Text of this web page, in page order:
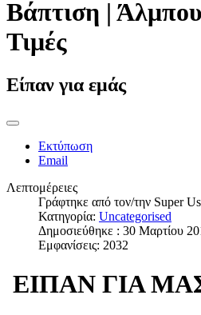
Βάπτιση |
Τιμές
Είπαν για εμάς
Εκτύπωση
Email
Λεπτομέρειες
Γράφτηκε από τον/την Super
Κατηγορία: Uncategorised
Δημοσιεύθηκε : 30 Μαρτίου
Εμφανίσεις: 2032
ΕΙΠΑΝ ΓΙΑ